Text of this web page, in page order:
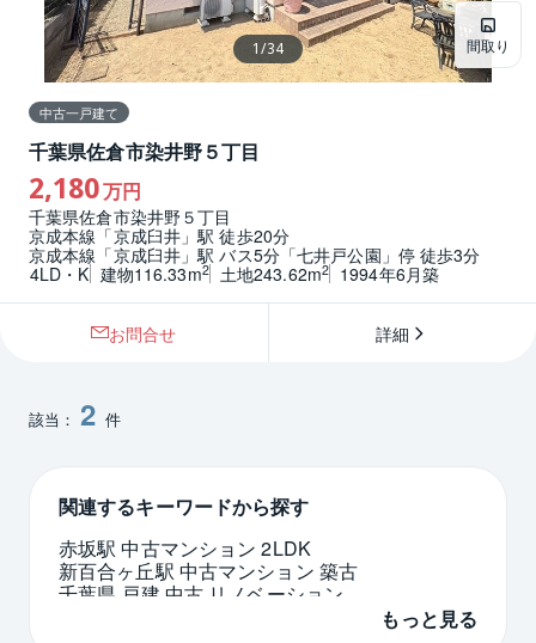
間取り
1/34
中古一戸建て
千葉県佐倉市染井野５丁目
2,180万円
千葉県佐倉市染井野５丁目
京成本線「京成臼井」駅 徒歩20分
京成本線「京成臼井」駅 バス5分「七井戸公園」停 徒歩3分
4LD・K 建物116.33m2 土地243.62m2 1994年6月築
お問合せ 詳細
該当： 2 件
関連するキーワードから探す
赤坂駅 中古マンション 2LDK
新百合ヶ丘駅 中古マンション 築古
千葉県 戸建 中古 リノベーション
八丁堀 3LDK
もっと見る